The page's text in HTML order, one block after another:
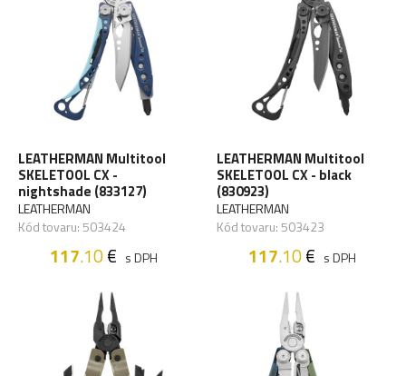
LEATHERMAN Multitool
SKELETOOL CX -
nightshade (833127)
LEATHERMAN
Kód tovaru: 503424
117.10€ s DPH
LEATHERMAN Multitool
SKELETOOL CX - black
(830923)
LEATHERMAN
Kód tovaru: 503423
117.10€ s DPH